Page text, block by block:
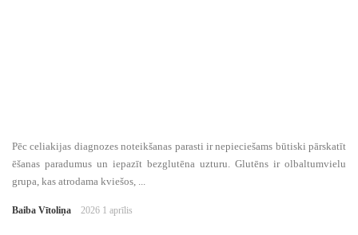
Pēc celiakijas diagnozes noteikšanas parasti ir nepieciešams būtiski pārskatīt
ēšanas paradumus un iepazīt bezglutēna uzturu. Glutēns ir olbaltumvielu
grupa, kas atrodama kviešos, ...
Baiba Vītoliņa 2026 1 aprīlis